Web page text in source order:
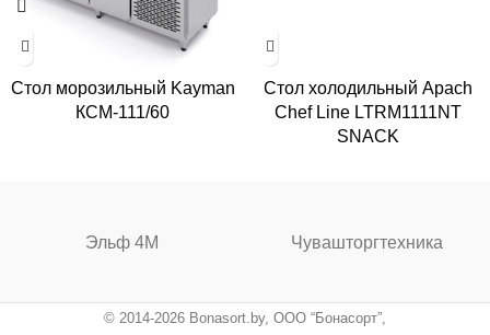
Стол морозильный Kayman
КСМ-111/60
Стол холодильный Apach
Chef Line LTRM1111NT
SNACK
Эльф 4М Чувашторгтехника
© 2014-2026 Bonasort.by, ООО “Бонасорт”,